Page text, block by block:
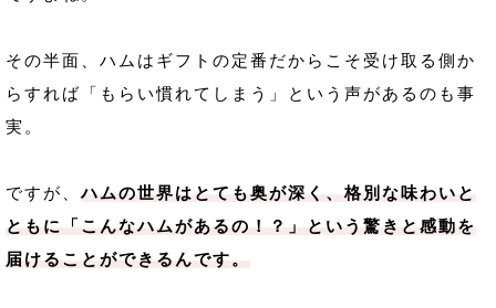
その半面、ハムはギフトの定番だからこそ受け取る側か
らすれば「もらい慣れてしまう」という声があるのも事
実。
ですが、ハムの世界はとても奥が深く、格別な味わいと
ともに「こんなハムがあるの！？」という驚きと感動を
届けることができるんです。